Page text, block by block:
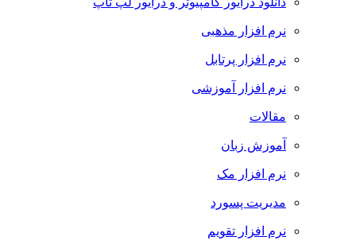
نرم افزار مذهبی
نرم افزار پرتابل
نرم افزار آموزشی
مقالات
آموزش زبان
نرم افزار مک
مدیریت پسورد
نرم افزار تقویم